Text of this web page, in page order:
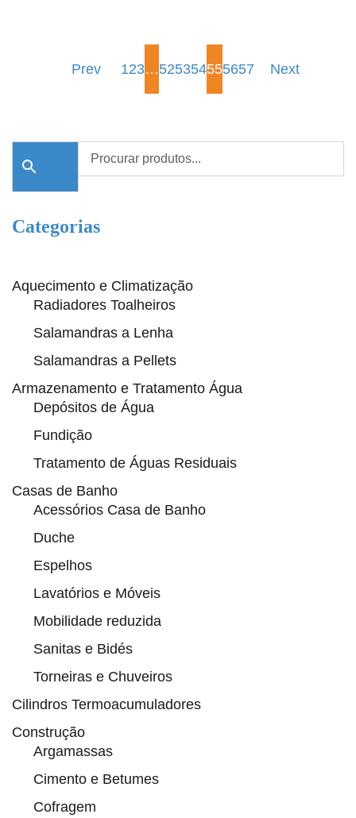
Prev 123…525354555657 Next
Categorias
Aquecimento e Climatização
Radiadores Toalheiros
Salamandras a Lenha
Salamandras a Pellets
Armazenamento e Tratamento Água
Depósitos de Água
Fundição
Tratamento de Águas Residuais
Casas de Banho
Acessórios Casa de Banho
Duche
Espelhos
Lavatórios e Móveis
Mobilidade reduzida
Sanitas e Bidés
Torneiras e Chuveiros
Cilindros Termoacumuladores
Construção
Argamassas
Cimento e Betumes
Cofragem